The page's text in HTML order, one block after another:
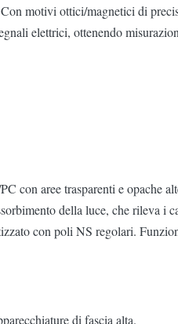
motivi ottici/magnetici di
elettrici, ottenendo
con aree trasparenti e opache
della luce, che rileva i
con poli NS regolari.
di fascia alta.